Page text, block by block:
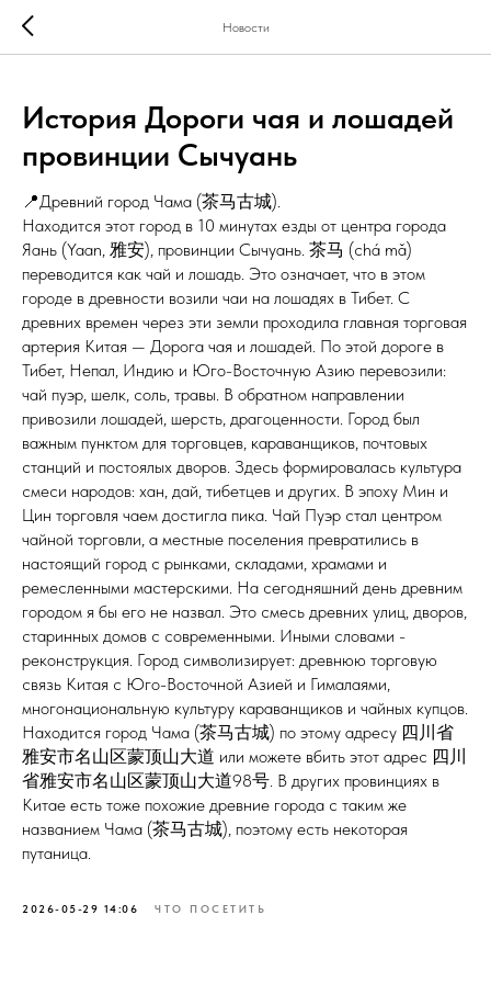
Новости
История Дороги чая и лошадей
провинции Сычуань
📍Древний город Чама (茶马古城).
Находится этот город в 10 минутах езды от центра города
Яань (Yaan, 雅安), провинции Сычуань. 茶马 (chá mǎ)
переводится как чай и лошадь. Это означает, что в этом
городе в древности возили чаи на лошадях в Тибет. С
древних времен через эти земли проходила главная торговая
артерия Китая — Дорога чая и лошадей. По этой дороге в
Тибет, Непал, Индию и Юго-Восточную Азию перевозили:
чай пуэр, шелк, соль, травы. В обратном направлении
привозили лошадей, шерсть, драгоценности. Город был
важным пунктом для торговцев, караванщиков, почтовых
станций и постоялых дворов. Здесь формировалась культура
смеси народов: хан, дай, тибетцев и других. В эпоху Мин и
Цин торговля чаем достигла пика. Чай Пуэр стал центром
чайной торговли, а местные поселения превратились в
настоящий город с рынками, складами, храмами и
ремесленными мастерскими. На сегодняшний день древним
городом я бы его не назвал. Это смесь древних улиц, дворов,
старинных домов с современными. Иными словами -
реконструкция. Город символизирует: древнюю торговую
связь Китая с Юго-Восточной Азией и Гималаями,
многонациональную культуру караванщиков и чайных купцов.
Находится город Чама (茶马古城) по этому адресу 四川省
雅安市名山区蒙顶山大道 или можете вбить этот адрес 四川
省雅安市名山区蒙顶山大道98号. В других провинциях в
Китае есть тоже похожие древние города с таким же
названием Чама (茶马古城), поэтому есть некоторая
путаница.
2026-05-29 14:06 ЧТО ПОСЕТИТЬ